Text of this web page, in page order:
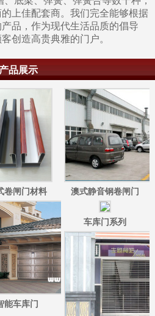
上佳配套商。我们完全能够根据
品，作为现代生活品质的倡导
创造高贵典雅的门户。
产品展示
卷闸门材料 澳式静音钢卷闸门
能车库门
车库门系列